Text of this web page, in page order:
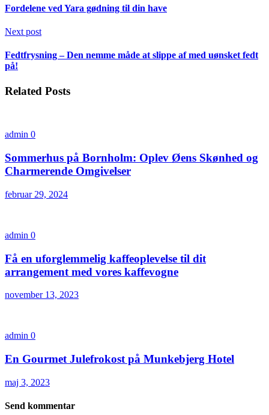
Fordelene ved Yara gødning til din have
Next post
Fedtfrysning – Den nemme måde at slippe af med uønsket fedt
på!
Related Posts
admin 0
Sommerhus på Bornholm: Oplev Øens Skønhed og
Charmerende Omgivelser
februar 29, 2024
admin 0
Få en uforglemmelig kaffeoplevelse til dit
arrangement med vores kaffevogne
november 13, 2023
admin 0
En Gourmet Julefrokost på Munkebjerg Hotel
maj 3, 2023
Send kommentar